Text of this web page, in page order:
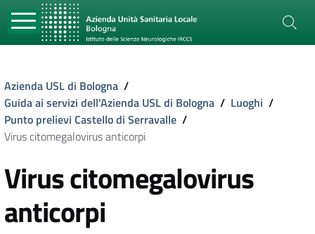
Azienda USL di Bologna /
Guida ai servizi dell'Azienda USL di Bologna / Luoghi /
Punto prelievi Castello di Serravalle /
Virus citomegalovirus anticorpi
Virus citomegalovirus
anticorpi